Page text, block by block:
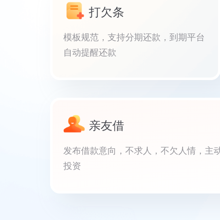
打欠条
模板规范，支持分期还款，到期平台
自动提醒还款
亲友借
发布借款意向，不求人，不欠人情，主
投资